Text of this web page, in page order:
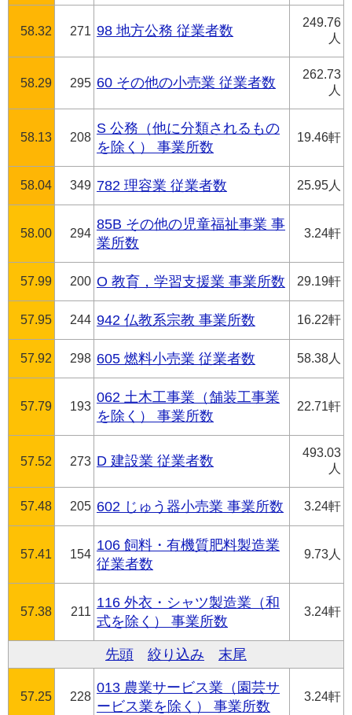
58.32 271 98 地方公務 従業者数
249.76
人
58.29 295 60 その他の小売業 従業者数
262.73
人
58.13 208
S 公務（他に分類されるもの
を除く） 事業所数
19.46軒
58.04 349 782 理容業 従業者数 25.95人
58.00 294
85B その他の児童福祉事業 事
業所数
3.24軒
57.99 200 O 教育，学習支援業 事業所数 29.19軒
57.95 244 942 仏教系宗教 事業所数 16.22軒
57.92 298 605 燃料小売業 従業者数 58.38人
57.79 193
062 土木工事業（舗装工事業
を除く） 事業所数
22.71軒
57.52 273 D 建設業 従業者数
493.03
人
57.48 205 602 じゅう器小売業 事業所数 3.24軒
57.41 154
106 飼料・有機質肥料製造業
従業者数
9.73人
57.38 211
116 外衣・シャツ製造業（和
式を除く） 事業所数
3.24軒
先頭 絞り込み 末尾
57.25 228
013 農業サービス業（園芸サ
ービス業を除く） 事業所数
3.24軒